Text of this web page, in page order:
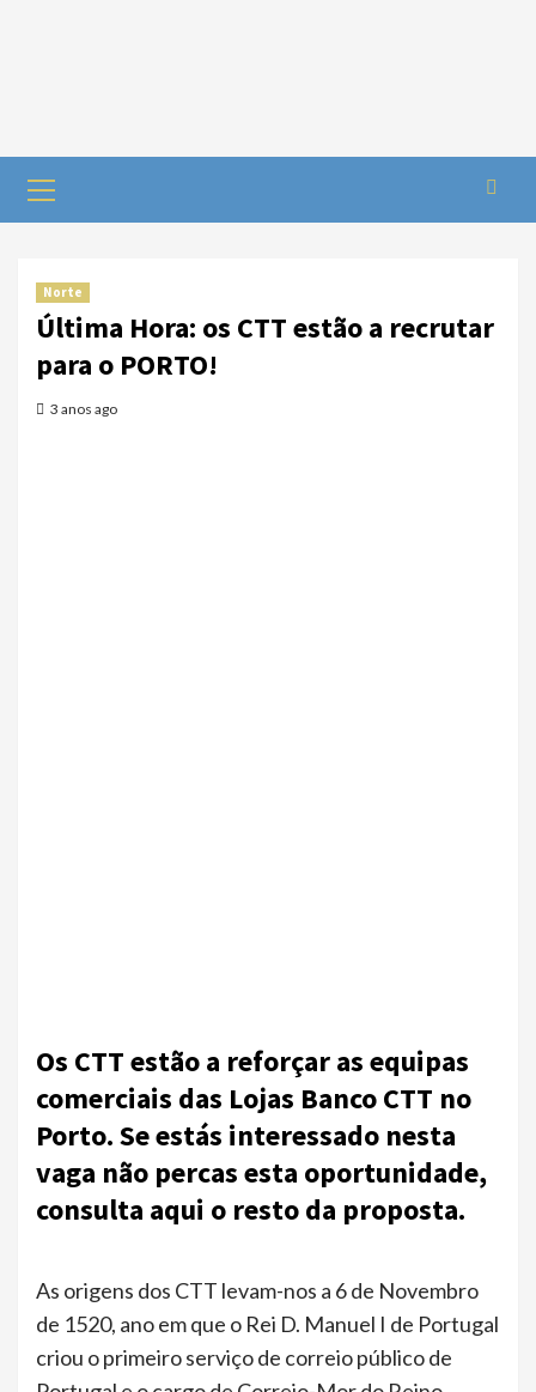
Norte
Última Hora: os CTT estão a recrutar
para o PORTO!
3 anos ago
Os CTT estão a reforçar as equipas
comerciais das Lojas Banco CTT no
Porto. Se estás interessado nesta
vaga não percas esta oportunidade,
consulta aqui o resto da proposta.
As origens dos CTT levam-nos a 6 de Novembro
de 1520, ano em que o Rei D. Manuel I de Portugal
criou o primeiro serviço de correio público de